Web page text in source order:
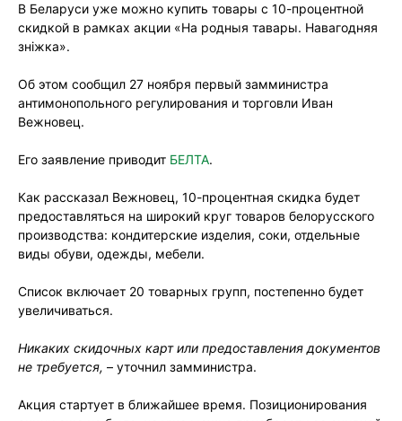
В Беларуси уже можно купить товары с 10-процентной
скидкой в рамках акции «На родныя тавары. Навагодняя
знiжка».
Об этом сообщил 27 ноября первый замминистра
антимонопольного регулирования и торговли Иван
Вежновец.
Его заявление приводит БЕЛТА.
Как рассказал Вежновец, 10-процентная скидка будет
предоставляться на широкий круг товаров белорусского
производства: кондитерские изделия, соки, отдельные
виды обуви, одежды, мебели.
Список включает 20 товарных групп, постепенно будет
увеличиваться.
Никаких скидочных карт или предоставления документов
не требуется, – уточнил замминистра.
Акция стартует в ближайшее время. Позиционирования